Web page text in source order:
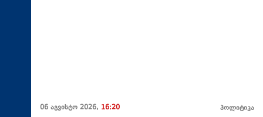
06 აგვისტო 2026, 16:20 პოლიტიკა